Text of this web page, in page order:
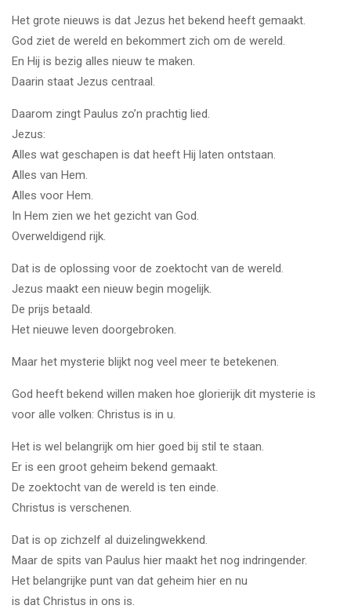
Het grote nieuws is dat Jezus het bekend heeft gemaakt.
God ziet de wereld en bekommert zich om de wereld.
En Hij is bezig alles nieuw te maken.
Daarin staat Jezus centraal.
Daarom zingt Paulus zo’n prachtig lied.
Jezus:
Alles wat geschapen is dat heeft Hij laten ontstaan.
Alles van Hem.
Alles voor Hem.
In Hem zien we het gezicht van God.
Overweldigend rijk.
Dat is de oplossing voor de zoektocht van de wereld.
Jezus maakt een nieuw begin mogelijk.
De prijs betaald.
Het nieuwe leven doorgebroken.
Maar het mysterie blijkt nog veel meer te betekenen.
God heeft bekend willen maken hoe glorierijk dit mysterie is
voor alle volken: Christus is in u.
Het is wel belangrijk om hier goed bij stil te staan.
Er is een groot geheim bekend gemaakt.
De zoektocht van de wereld is ten einde.
Christus is verschenen.
Dat is op zichzelf al duizelingwekkend.
Maar de spits van Paulus hier maakt het nog indringender.
Het belangrijke punt van dat geheim hier en nu
is dat Christus in ons is.